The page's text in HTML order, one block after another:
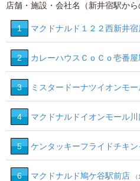
店舗・施設・会社名（新井宿駅から
1 マクドナルド１２２西新井宿
2 カレーハウスＣｏＣｏ壱番
3 ミスタードーナツイオンモ
4 マクドナルドイオンモール
5 ケンタッキーフライドチキ
6 マクドナルド鳩ケ谷駅前店